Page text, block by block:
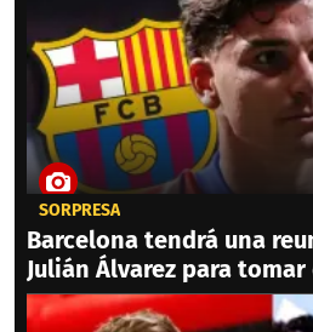
SORPRESA
Barcelona tendrá una
Julián Álvarez para